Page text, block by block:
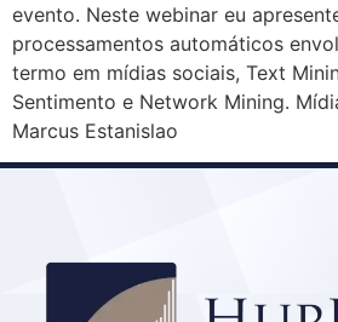
evento. Neste webinar eu
processamentos automáticos
termo em mídias sociais, Text
Sentimento e Network Mining.
Marcus Estanislao